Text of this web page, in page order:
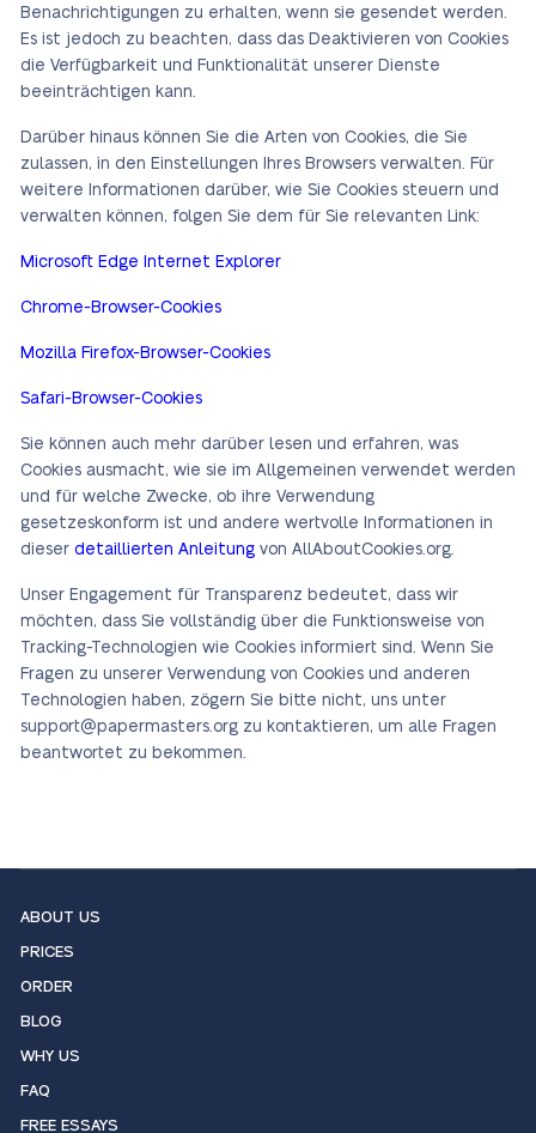
Benachrichtigungen zu erhalten, wenn sie gesendet werden.
Es ist jedoch zu beachten, dass das Deaktivieren von Cookies
die Verfügbarkeit und Funktionalität unserer Dienste
beeinträchtigen kann.
Darüber hinaus können Sie die Arten von Cookies, die Sie
zulassen, in den Einstellungen Ihres Browsers verwalten. Für
weitere Informationen darüber, wie Sie Cookies steuern und
verwalten können, folgen Sie dem für Sie relevanten Link:
Microsoft Edge Internet Explorer
Chrome-Browser-Cookies
Mozilla Firefox-Browser-Cookies
Safari-Browser-Cookies
Sie können auch mehr darüber lesen und erfahren, was
Cookies ausmacht, wie sie im Allgemeinen verwendet werden
und für welche Zwecke, ob ihre Verwendung
gesetzeskonform ist und andere wertvolle Informationen in
dieser detaillierten Anleitung von AllAboutCookies.org.
Unser Engagement für Transparenz bedeutet, dass wir
möchten, dass Sie vollständig über die Funktionsweise von
Tracking-Technologien wie Cookies informiert sind. Wenn Sie
Fragen zu unserer Verwendung von Cookies und anderen
Technologien haben, zögern Sie bitte nicht, uns unter
support@papermasters.org zu kontaktieren, um alle Fragen
beantwortet zu bekommen.
ABOUT US
PRICES
ORDER
BLOG
WHY US
FAQ
FREE ESSAYS